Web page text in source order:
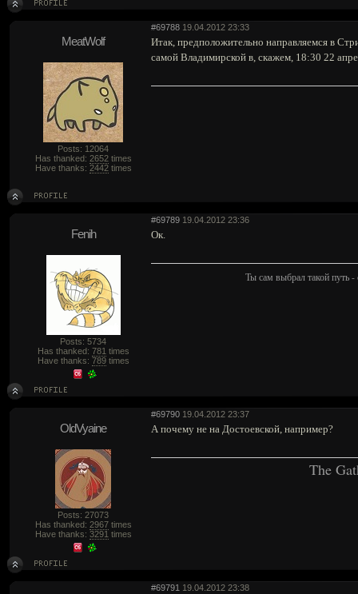
#69788 19.04.2012 23:33
MeatWolf
Posts: 12064
Has thanked: 2652times
Have thanks: 2442times
Итак, предположительно направляемся в
самой Владимирской в, скажем, 18:30 22
#69789 19.04.2012 23:36
Fenih
Posts: 5734
Has thanked: 781 times
Have thanks: 789times
Ок.
Ты сам выбрал такой путь -
#69790 19.04.2012 23:37
OldVyaine
Posts: 27073
Has thanked: 2967times
Have thanks: 3291 times
А почему не на Достоевской, например?
The
#69791 19.04.2012 23:38